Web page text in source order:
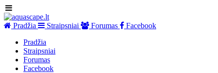
Pradžia Straipsniai Forumas
Facebook
Pradžia
Straipsniai
Forumas
Facebook